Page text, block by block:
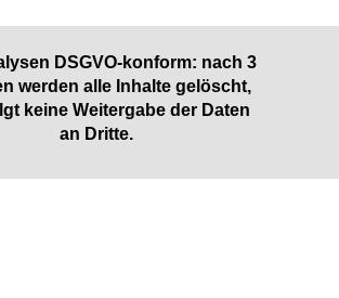
DSGVO-konform: nach 3
werden alle Inhalte gelöscht,
keine Weitergabe der Daten
an Dritte.